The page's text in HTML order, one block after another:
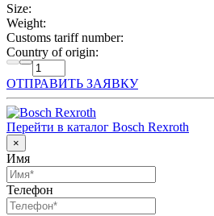
Size:
Weight:
Customs tariff number:
Country of origin:
ОТПРАВИТЬ ЗАЯВКУ
Перейти в каталог Bosch Rexroth
×
Имя
Телефон